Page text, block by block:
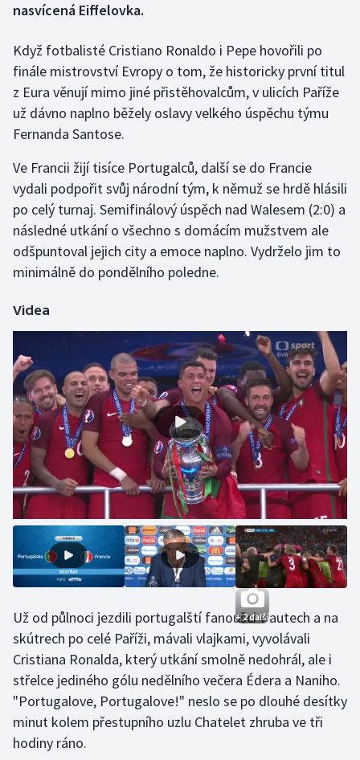
Golf
Gymnastika
Házená
Jezdectví
Judo
Krasobruslení
Lezení
Moderní pětiboj
Motorsport
Olympijské hry
Parasport
Plavání
Plážový volejbal
Ragby
Rychlostní kanoistika
Short track
Sportovní střelba
Stolní tenis
nasvícená Eiffelovka.
Když fotbalisté Cristiano Ronaldo i Pepe hovořili po
finále mistrovství Evropy o tom, že historicky první titul
z Eura věnují mimo jiné přistěhovalcům, v ulicích Paříže
už dávno naplno běžely oslavy velkého úspěchu týmu
Fernanda Santose.
Ve Francii žijí tisíce Portugalců, další se do Francie
vydali podpořit svůj národní tým, k němuž se hrdě hlásili
po celý turnaj. Semifinálový úspěch nad Walesem (2:0) a
následné utkání o všechno s domácím mužstvem ale
odšpuntoval jejich city a emoce naplno. Vydrželo jim to
minimálně do pondělního poledne.
Videa
+ 2 další
Už od půlnoci jezdili portugalští fanoušci v autech a na
skútrech po celé Paříži, mávali vlajkami, vyvolávali
Cristiana Ronalda, který utkání smolně nedohrál, ale i
střelce jediného gólu nedělního večera Édera a Naniho.
"Portugalove, Portugalove!" neslo se po dlouhé desítky
minut kolem přestupního uzlu Chatelet zhruba ve tři
hodiny ráno.